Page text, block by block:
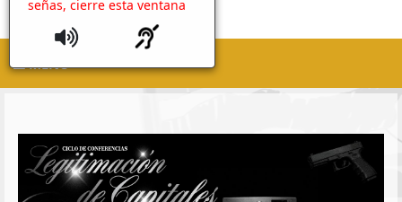
señas, cierre esta ventana
MENU